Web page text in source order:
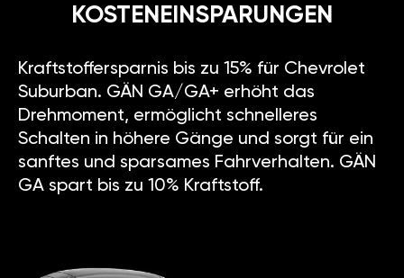
KOSTENEINSPARUNGEN
Kraftstoffersparnis bis zu 15% für Chevrolet
Suburban. GÄN GA/GA+ erhöht das
Drehmoment, ermöglicht schnelleres
Schalten in höhere Gänge und sorgt für ein
sanftes und sparsames Fahrverhalten. GÄN
GA spart bis zu 10% Kraftstoff.